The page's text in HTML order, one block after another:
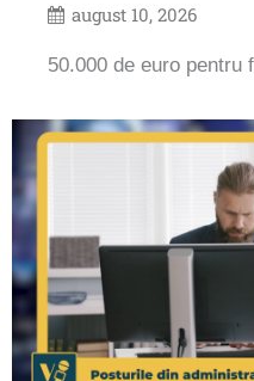
august 10, 2026
50.000 de euro pentru